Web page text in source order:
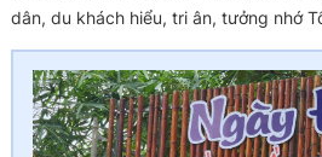
dân, du khách hiểu, tri ân, tưởng nhớ